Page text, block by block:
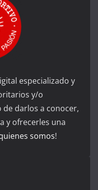
especializado y
y/o
darlos a conocer,
y ofrecerles una
somos!